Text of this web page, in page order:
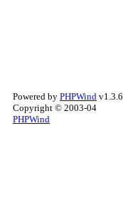
Powered by PHPWind v1.3.6
Copyright © 2003-04
PHPWind